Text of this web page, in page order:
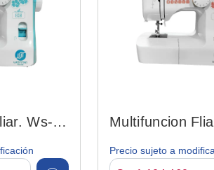
Ws-
Multifuncion
588 Rosa
Precio sujeto a